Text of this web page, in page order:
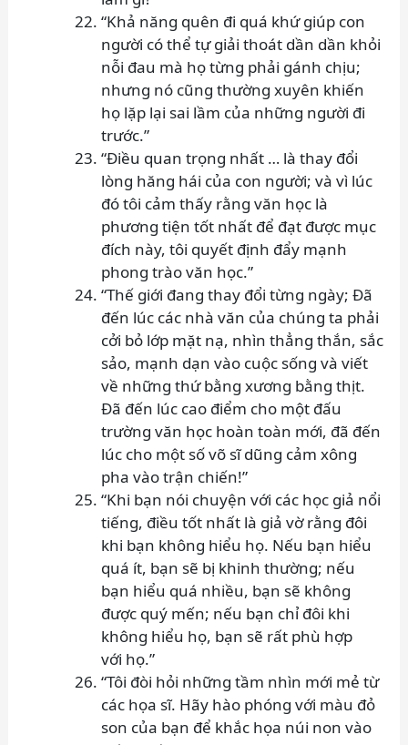
“Khả năng quên đi quá khứ giúp con
người có thể tự giải thoát dần dần khỏi
nỗi đau mà họ từng phải gánh chịu;
nhưng nó cũng thường xuyên khiến
họ lặp lại sai lầm của những người đi
trước.”
“Điều quan trọng nhất … là thay đổi
lòng hăng hái của con người; và vì lúc
đó tôi cảm thấy rằng văn học là
phương tiện tốt nhất để đạt được mục
đích này, tôi quyết định đẩy mạnh
phong trào văn học.”
“Thế giới đang thay đổi từng ngày; Đã
đến lúc các nhà văn của chúng ta phải
cởi bỏ lớp mặt nạ, nhìn thẳng thắn, sắc
sảo, mạnh dạn vào cuộc sống và viết
về những thứ bằng xương bằng thịt.
Đã đến lúc cao điểm cho một đấu
trường văn học hoàn toàn mới, đã đến
lúc cho một số võ sĩ dũng cảm xông
pha vào trận chiến!”
“Khi bạn nói chuyện với các học giả nổi
tiếng, điều tốt nhất là giả vờ rằng đôi
khi bạn không hiểu họ. Nếu bạn hiểu
quá ít, bạn sẽ bị khinh thường; nếu
bạn hiểu quá nhiều, bạn sẽ không
được quý mến; nếu bạn chỉ đôi khi
không hiểu họ, bạn sẽ rất phù hợp
với họ.”
“Tôi đòi hỏi những tầm nhìn mới mẻ từ
các họa sĩ. Hãy hào phóng với màu đỏ
son của bạn để khắc họa núi non vào